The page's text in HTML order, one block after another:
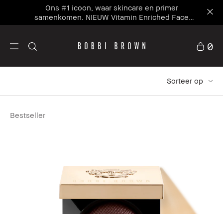
Ons #1 icoon, waar skincare en primer
samenkomen. NIEUW Vitamin Enriched Face
Base+
0
Sorteer op
Bestseller